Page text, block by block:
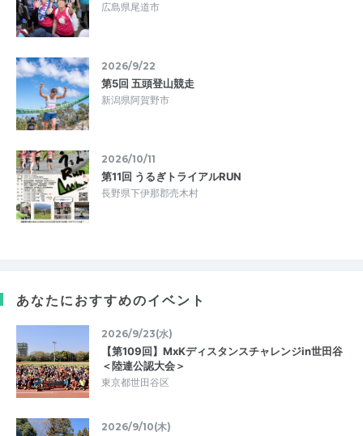
広島県尾道市
2026/9/22
第5回 五頭登山競走
新潟県阿賀野市
2026/10/11
第11回 うるぎトライアルRUN
長野県下伊那郡売木村
あなたにおすすめのイベント
2026/9/23(水)
【第109回】MxKディスタンスチャレンジin世田谷
＜陸連公認大会＞
東京都世田谷区
2026/9/10(木)